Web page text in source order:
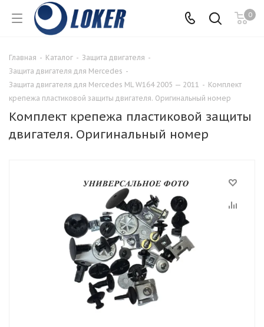
0
Главная - Каталог - Защита двигателя -
Защита двигателя для Mercedes -
Защита двигателя для Mercedes ML W164 2005 — 2011 - Комплект
крепежа пластиковой защиты двигателя. Оригинальный номер
Комплект крепежа пластиковой защиты
двигателя. Оригинальный номер